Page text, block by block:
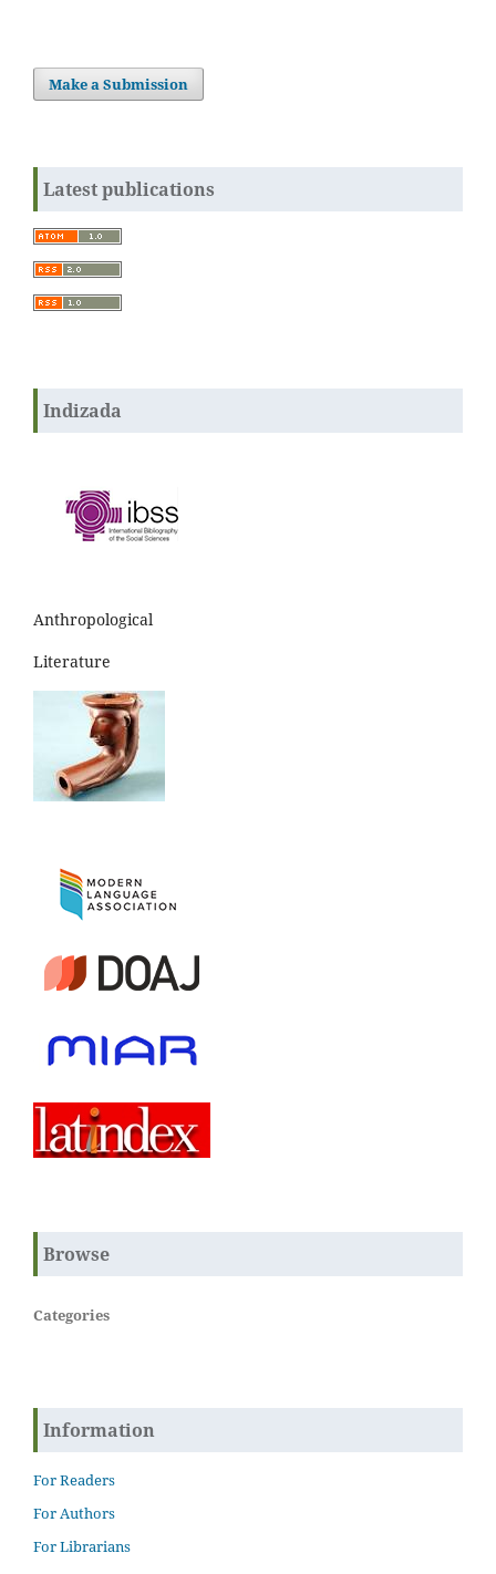
Make a Submission
Latest publications
Indizada
Anthropological
Literature
Browse
Categories
Information
For Readers
For Authors
For Librarians